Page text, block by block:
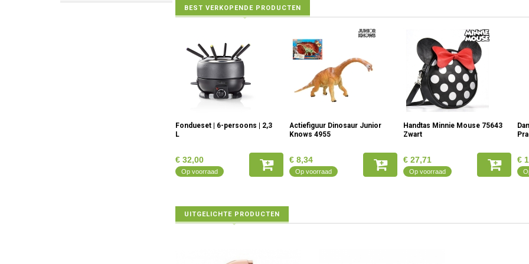
BEST VERKOPENDE PRODUCTEN
Fondueset | 6-persoons | 2,3
L
€ 32,00
Op voorraad
Actiefiguur Dinosaur Junior
Knows 4955
€ 8,34
Op voorraad
Handtas Minnie Mouse 75643
Zwart
€ 27,71
Op voorraad
€
UITGELICHTE PRODUCTEN